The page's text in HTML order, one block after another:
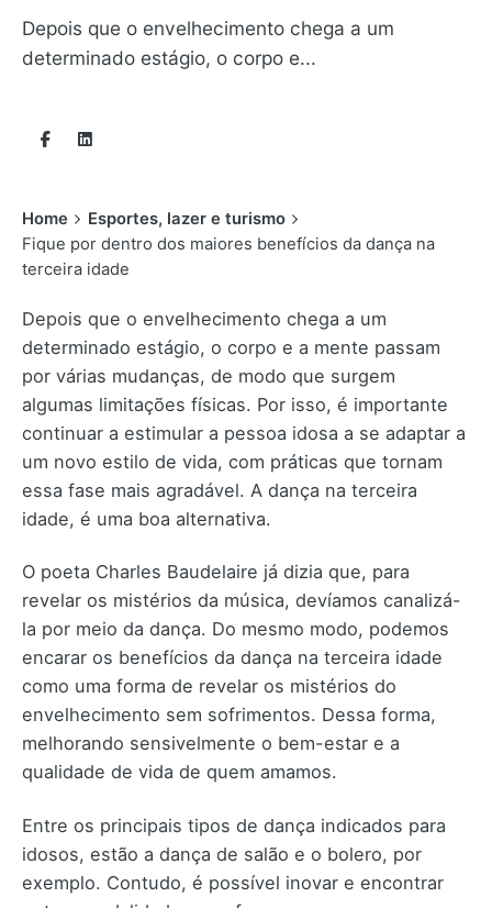
Depois que o envelhecimento chega a um
determinado estágio, o corpo e...
Home
Esportes, lazer e turismo
Fique por dentro dos maiores benefícios da dança na
terceira idade
Depois que o envelhecimento chega a um
determinado estágio, o corpo e a mente passam
por várias mudanças, de modo que surgem
algumas limitações físicas. Por isso, é importante
continuar a estimular a pessoa idosa a se adaptar a
um novo estilo de vida, com práticas que tornam
essa fase mais agradável. A dança na terceira
idade, é uma boa alternativa.
O poeta Charles Baudelaire já dizia que, para
revelar os mistérios da música, devíamos canalizá-
la por meio da dança. Do mesmo modo, podemos
encarar os benefícios da dança na terceira idade
como uma forma de revelar os mistérios do
envelhecimento sem sofrimentos. Dessa forma,
melhorando sensivelmente o bem-estar e a
qualidade de vida de quem amamos.
Entre os principais tipos de dança indicados para
idosos, estão a dança de salão e o bolero, por
exemplo. Contudo, é possível inovar e encontrar